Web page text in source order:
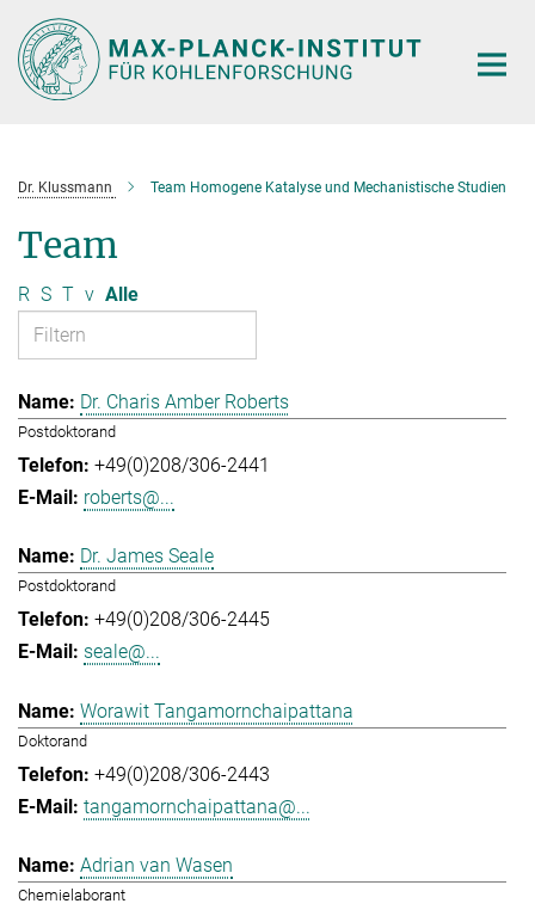
Hauptinhalt
Dr. Klussmann Team Homogene Katalyse und Mechanistische Studien
Team
R S T v Alle
Dr. Charis Amber Roberts
Postdoktorand
+49(0)208/306-2441
roberts@...
Dr. James Seale
Postdoktorand
+49(0)208/306-2445
seale@...
Worawit Tangamornchaipattana
Doktorand
+49(0)208/306-2443
tangamornchaipattana@...
Adrian van Wasen
Chemielaborant